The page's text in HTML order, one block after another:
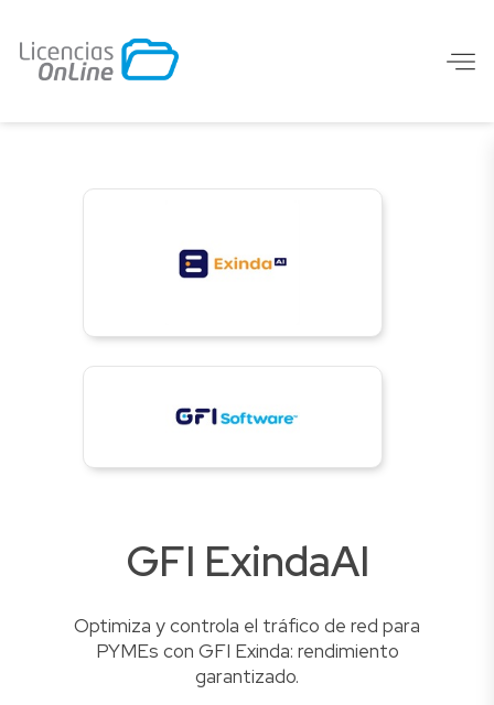
GFI ExindaAI
Optimiza y controla el tráfico de red para
PYMEs con GFI Exinda: rendimiento
garantizado.